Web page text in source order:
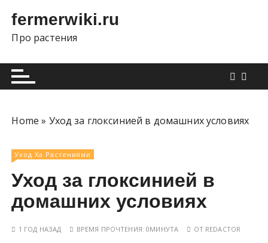
й
fermerwiki.ru
Про растения
Home » Уход за глоксинией в домашних условиях
Уход Ха Растениями
Уход за глоксинией в
домашних условиях
1 ГОД НАЗАД ВРЕМЯ ПРОЧТЕНИЯ:0МИНУТА ОТ REDACTOR